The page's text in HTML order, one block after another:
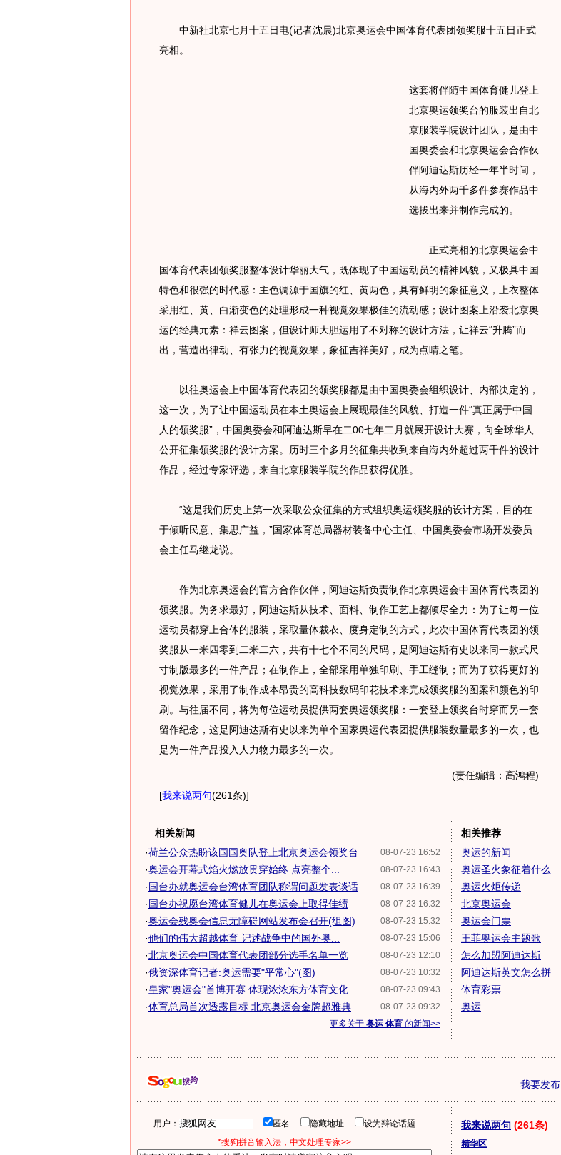
中新社北京七月十五日电(记者沈晨)北京奥运会中国体育代表团领奖服十五日正式
亮相。
这套将伴随中国体育健儿登上
北京奥运领奖台的服装出自北
京服装学院设计团队，是由中
国奥委会和北京奥运会合作伙
伴阿迪达斯历经一年半时间，
从海内外两千多件参赛作品中
选拔出来并制作完成的。
正式亮相的北京奥运会中
国体育代表团领奖服整体设计华丽大气，既体现了中国运动员的精神风貌，又极具中国
特色和很强的时代感：主色调源于国旗的红、黄两色，具有鲜明的象征意义，上衣整体
采用红、黄、白渐变色的处理形成一种视觉效果极佳的流动感；设计图案上沿袭北京奥
运的经典元素：祥云图案，但设计师大胆运用了不对称的设计方法，让祥云“升腾”而
出，营造出律动、有张力的视觉效果，象征吉祥美好，成为点睛之笔。
以往奥运会上中国体育代表团的领奖服都是由中国奥委会组织设计、内部决定的，
这一次，为了让中国运动员在本土奥运会上展现最佳的风貌、打造一件“真正属于中国
人的领奖服”，中国奥委会和阿迪达斯早在二00七年二月就展开设计大赛，向全球华人
公开征集领奖服的设计方案。历时三个多月的征集共收到来自海内外超过两千件的设计
作品，经过专家评选，来自北京服装学院的作品获得优胜。
“这是我们历史上第一次采取公众征集的方式组织奥运领奖服的设计方案，目的在
于倾听民意、集思广益，”国家体育总局器材装备中心主任、中国奥委会市场开发委员
会主任马继龙说。
作为北京奥运会的官方合作伙伴，阿迪达斯负责制作北京奥运会中国体育代表团的
领奖服。为务求最好，阿迪达斯从技术、面料、制作工艺上都倾尽全力：为了让每一位
运动员都穿上合体的服装，采取量体裁衣、度身定制的方式，此次中国体育代表团的领
奖服从一米四零到二米二六，共有十七个不同的尺码，是阿迪达斯有史以来同一款式尺
寸制版最多的一件产品；在制作上，全部采用单独印刷、手工缝制；而为了获得更好的
视觉效果，采用了制作成本昂贵的高科技数码印花技术来完成领奖服的图案和颜色的印
刷。与往届不同，将为每位运动员提供两套奥运领奖服：一套登上领奖台时穿而另一套
留作纪念，这是阿迪达斯有史以来为单个国家奥运代表团提供服装数量最多的一次，也
是为一件产品投入人力物力最多的一次。
(责任编辑：高鸿程)
[我来说两句(261条)]
相关新闻
08-07-23 16:52
·荷兰公众热盼该国国奥队登上北京奥运会领奖台
08-07-23 16:43
·奥运会开幕式焰火燃放贯穿始终 点亮整个...
08-07-23 16:39
·国台办就奥运会台湾体育团队称谓问题发表谈话
08-07-23 16:32
·国台办祝愿台湾体育健儿在奥运会上取得佳绩
08-07-23 15:32
·奥运会残奥会信息无障碍网站发布会召开(组图)
08-07-23 15:06
·他们的伟大超越体育 记述战争中的国外奥...
08-07-23 12:10
·北京奥运会中国体育代表团部分选手名单一览
08-07-23 10:32
·俄资深体育记者:奥运需要"平常心"(图)
08-07-23 09:43
·皇家"奥运会"首博开赛 体现浓浓东方体育文化
08-07-23 09:32
·体育总局首次透露目标 北京奥运会金牌超雅典
更多关于 奥运 体育 的新闻>>
相关推荐
奥运的新闻
奥运圣火象征着什么
奥运火炬传递
北京奥运会
奥运会门票
王菲奥运会主题歌
怎么加盟阿迪达斯
阿迪达斯英文怎么拼
体育彩票
奥运
我要发布
用户： 匿名 隐藏地址
设为辩论话题
*搜狗拼音输入法，中文处理专家>>
我来说两句 (261条)
精华区